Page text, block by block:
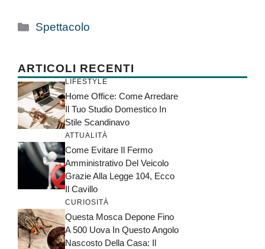
Categorie
Spettacolo
ARTICOLI RECENTI
LIFESTYLE
Home Office: Come Arredare
Il Tuo Studio Domestico In
Stile Scandinavo
ATTUALITÀ
Come Evitare Il Fermo
Amministrativo Del Veicolo
Grazie Alla Legge 104, Ecco
Il Cavillo
CURIOSITÀ
Questa Mosca Depone Fino
A 500 Uova In Questo Angolo
Nascosto Della Casa: Il